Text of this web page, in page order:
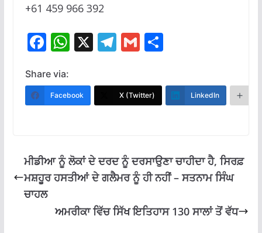
+61 459 966 392
F
ac
e
b
k
W
h
at
s
p
X T
el
e
gr
G
m
ai
l
S
ar
e
Share via:
Facebook X (Twitter) LinkedIn
ਮੀਡੀਆ ਨੂੰ ਲੋਕਾਂ ਦੇ ਦਰਦ ਨੂੰ ਦਰਸਾਉਣਾ ਚਾਹੀਦਾ ਹੈ, ਸਿਰਫ਼
ਮਸ਼ਹੂਰ ਹਸਤੀਆਂ ਦੇ ਗਲੈਮਰ ਨੂੰ ਹੀ ਨਹੀਂ – ਸਤਨਾਮ ਸਿੰਘ
ਚਾਹਲ
ਅਮਰੀਕਾ ਵਿੱਚ ਸਿੱਖ ਇਤਿਹਾਸ 130 ਸਾਲਾਂ ਤੋਂ ਵੱਧ